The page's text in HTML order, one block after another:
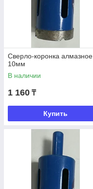
Сверло-коронка алмазное
10мм
В наличии
1 160 ₸
Купить